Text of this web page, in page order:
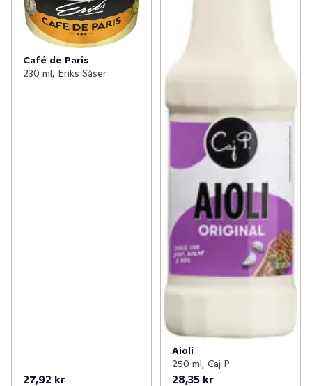
Café de Paris
230 ml, Eriks Såser
27,92 kr
Aioli
250 ml, Caj P
28,35 kr